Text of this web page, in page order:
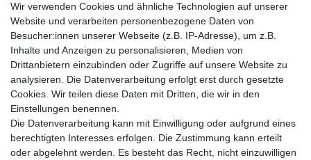
Newsletter-Anmeldung
FAQ / Fragen
Mein Warenkorb
Mein Merkzettel
Mein Konto
UNSER LADENGESCHÄFT
Gottlieb-Daimler-Str. 10
33334 Gütersloh
Wir verwenden Cookies und ähnliche Technologien auf unserer
Website und verarbeiten personenbezogene Daten von
Besucher:innen unserer Webseite (z.B. IP-Adresse), um z.B.
Inhalte und Anzeigen zu personalisieren, Medien von
Drittanbietern einzubinden oder Zugriffe auf unsere Website zu
analysieren. Die Datenverarbeitung erfolgt erst durch gesetzte
Cookies. Wir teilen diese Daten mit Dritten, die wir in den
Einstellungen benennen.
Die Datenverarbeitung kann mit Einwilligung oder aufgrund eines
berechtigten Interesses erfolgen. Die Zustimmung kann erteilt
oder abgelehnt werden. Es besteht das Recht, nicht einzuwilligen